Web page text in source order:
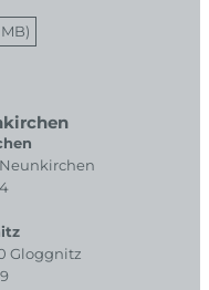
Gloggnitz